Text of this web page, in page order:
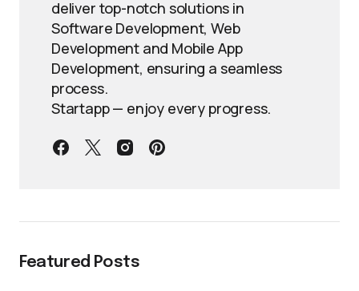
deliver top-notch solutions in
Software Development, Web
Development and Mobile App
Development, ensuring a seamless
process.
Startapp — enjoy every progress.
Featured Posts